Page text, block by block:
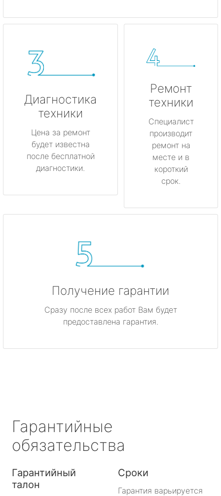
Диагностика
техники
Цена за ремонт
будет известна
после бесплатной
диагностики.
Ремонт
техники
Специалист
производит
ремонт на
месте и в
короткий
срок.
Получение гарантии
Сразу после всех работ Вам будет
предоставлена гарантия.
Гарантийные
обязательства
Гарантийный
талон
Сроки
Гарантия варьируется